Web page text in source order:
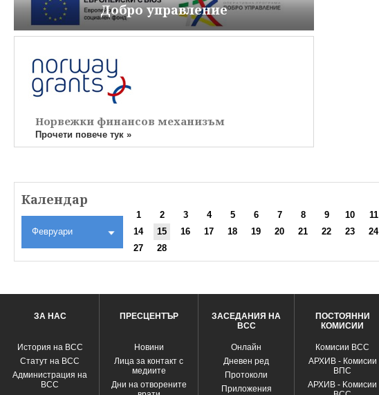
Добро управление
Норвежки финансов механизъм
Прочети повече тук »
Календар
Февруари
1 2 3 4 5 6 7 8 9 10 11
14
15 16 17 18 19 20 21 22 23 24
27
28
ЗА НАС
История на ВСС
Статут на ВСС
Администрация на
ВСС
ПРЕСЦЕНТЪР
Новини
Лица за контакт с
медиите
Дни на отворените
ЗАСЕДАНИЯ НА
ВСС
Oнлайн
Дневен ред
Протоколи
Приложения
ПОСТОЯННИ
КОМИСИИ
Комисии ВСС
АРХИВ - Комисии
ВПС
АРХИВ - Kомисии